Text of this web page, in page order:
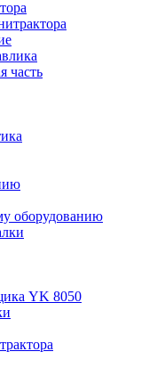
часть
оборудованию
YK 8050